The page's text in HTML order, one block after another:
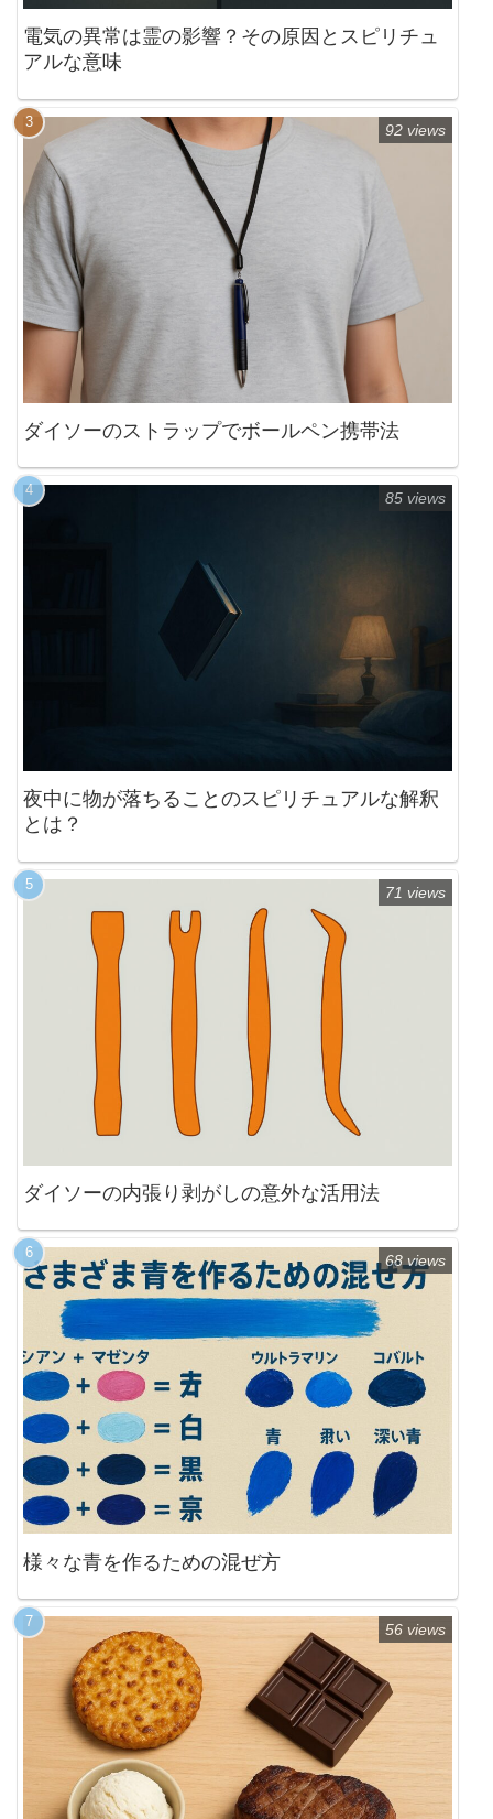
電気の異常は霊の影響？その原因とスピリチュ
アルな意味
ダイソーのストラップでボールペン携帯法
92 views
夜中に物が落ちることのスピリチュアルな解釈
とは？
85 views
ダイソーの内張り剥がしの意外な活用法
71 views
様々な青を作るための混ぜ方
68 views
56 views